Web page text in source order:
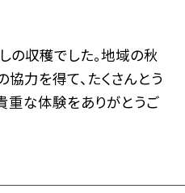
の収穫でした。地域の秋
力を得て、たくさんとう
重な体験をありがとうご